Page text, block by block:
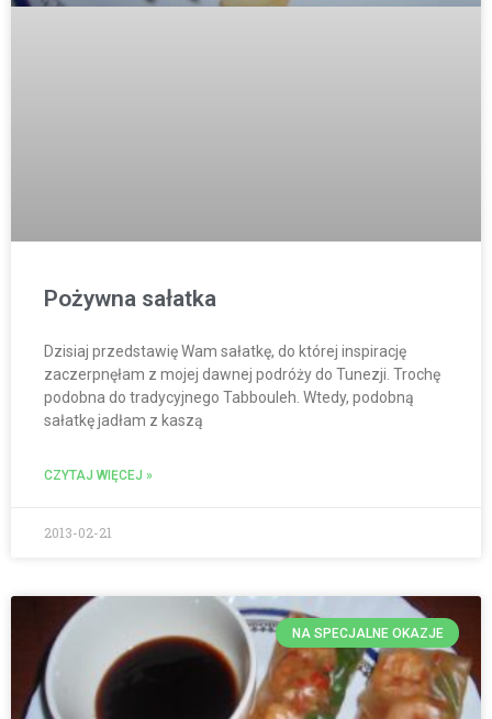
Pożywna sałatka
Dzisiaj przedstawię Wam sałatkę, do której inspirację
zaczerpnęłam z mojej dawnej podróży do Tunezji. Trochę
podobna do tradycyjnego Tabbouleh. Wtedy, podobną
sałatkę jadłam z kaszą
CZYTAJ WIĘCEJ »
2013-02-21
NA SPECJALNE OKAZJE